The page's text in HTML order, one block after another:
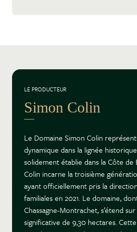
LE PRODUCTEUR
Simon Colin
Le Domaine Simon Colin
dynamique dans la lignée
solidement établie dans la Côte de
Colin incarne la troisième
ayant officiellement pris la
familiales en 2021. Le domaine,
Chassagne-Montrachet, s’étend
significative de 9,30 hectares.